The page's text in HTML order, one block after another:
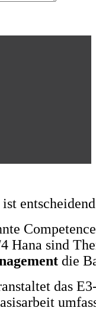
Hana sind
die
das